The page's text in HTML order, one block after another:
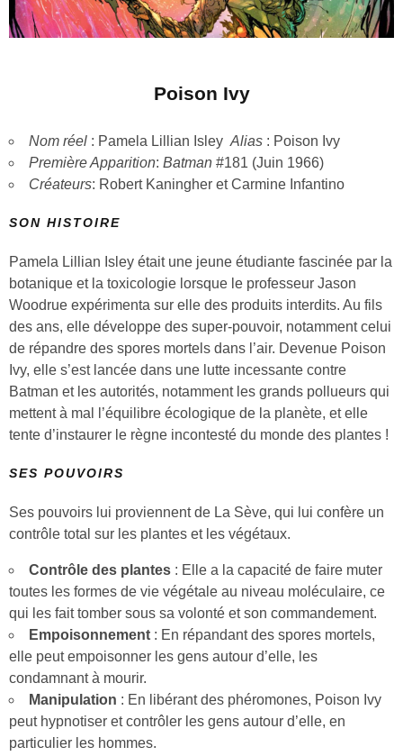
Poison Ivy
Nom réel : Pamela Lillian Isley Alias : Poison Ivy
Première Apparition: Batman #181 (Juin 1966)
Créateurs: Robert Kaningher et Carmine Infantino
SON HISTOIRE
Pamela Lillian Isley était une jeune étudiante fascinée par la
botanique et la toxicologie lorsque le professeur Jason
Woodrue expérimenta sur elle des produits interdits. Au fils
des ans, elle développe des super-pouvoir, notamment celui
de répandre des spores mortels dans l’air. Devenue Poison
Ivy, elle s’est lancée dans une lutte incessante contre
Batman et les autorités, notamment les grands pollueurs qui
mettent à mal l’équilibre écologique de la planète, et elle
tente d’instaurer le règne incontesté du monde des plantes !
SES POUVOIRS
Ses pouvoirs lui proviennent de La Sève, qui lui confère un
contrôle total sur les plantes et les végétaux.
Contrôle des plantes : Elle a la capacité de faire muter
toutes les formes de vie végétale au niveau moléculaire, ce
qui les fait tomber sous sa volonté et son commandement.
Empoisonnement : En répandant des spores mortels,
elle peut empoisonner les gens autour d’elle, les
condamnant à mourir.
Manipulation : En libérant des phéromones, Poison Ivy
peut hypnotiser et contrôler les gens autour d’elle, en
particulier les hommes.